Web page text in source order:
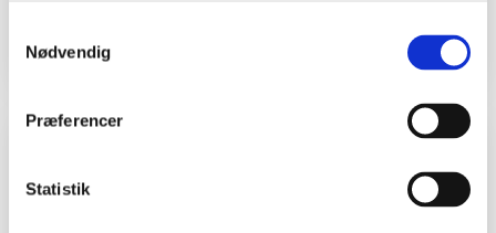
Nødvendig
Præferencer
Statistik